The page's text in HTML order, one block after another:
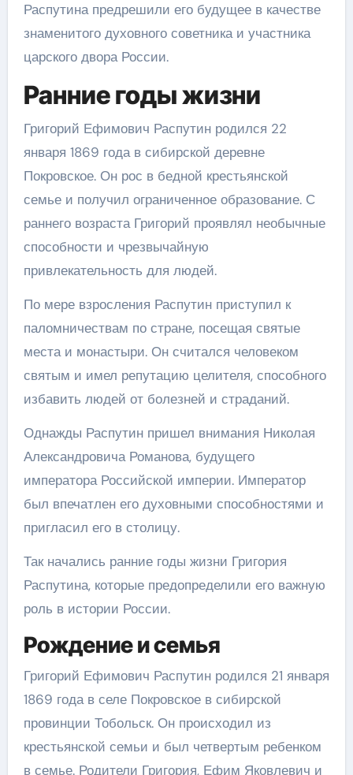
Распутина предрешили его будущее в качестве
знаменитого духовного советника и участника
царского двора России.
Ранние годы жизни
Григорий Ефимович Распутин родился 22
января 1869 года в сибирской деревне
Покровское. Он рос в бедной крестьянской
семье и получил ограниченное образование. С
раннего возраста Григорий проявлял необычные
способности и чрезвычайную
привлекательность для людей.
По мере взросления Распутин приступил к
паломничествам по стране, посещая святые
места и монастыри. Он считался человеком
святым и имел репутацию целителя, способного
избавить людей от болезней и страданий.
Однажды Распутин пришел внимания Николая
Александровича Романова, будущего
императора Российской империи. Император
был впечатлен его духовными способностями и
пригласил его в столицу.
Так начались ранние годы жизни Григория
Распутина, которые предопределили его важную
роль в истории России.
Рождение и семья
Григорий Ефимович Распутин родился 21 января
1869 года в селе Покровское в сибирской
провинции Тобольск. Он происходил из
крестьянской семьи и был четвертым ребенком
в семье. Родители Григория, Ефим Яковлевич и